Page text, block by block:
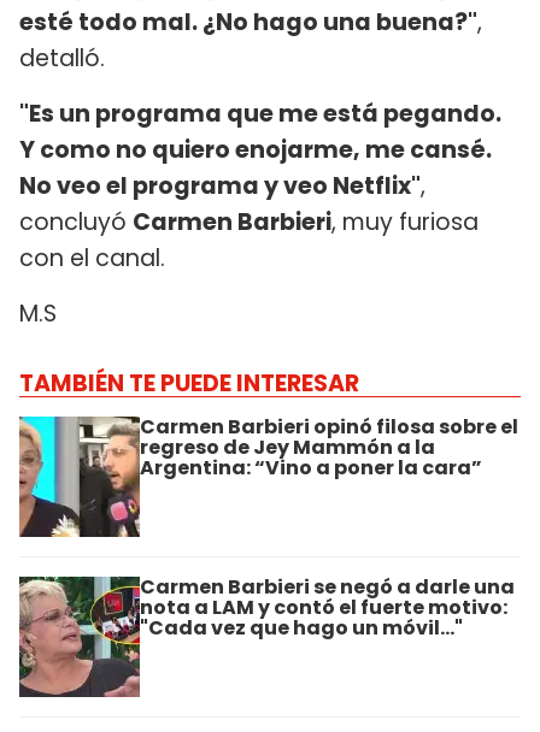
esté todo mal. ¿No hago una buena?",
detalló.
"Es un programa que me está pegando.
Y como no quiero enojarme, me cansé.
No veo el programa y veo Netflix",
concluyó Carmen Barbieri, muy furiosa
con el canal.
M.S
TAMBIÉN TE PUEDE INTERESAR
Carmen Barbieri opinó filosa sobre el
regreso de Jey Mammón a la
Argentina: “Vino a poner la cara”
Carmen Barbieri se negó a darle una
nota a LAM y contó el fuerte motivo:
"Cada vez que hago un móvil..."